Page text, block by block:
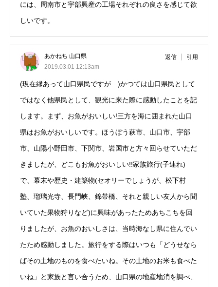
には、周南市と宇部興産の工場それぞれの良さを感じて欲
しいです。
あかねち 山口県
2019.03.01 12:13am
返信 引用
(現在縁あって山口県民ですが…)かつては山口県民として
ではなく他県民として、観光に来た際に感動したことを記
します。まず、お魚がおいしい!三方を海に囲まれた山口
県はお魚がおいしいです。ほうぼう萩市、山口市、宇部
市、山陽小野田市、下関市、岩国市と方々回らせていただ
きましたが、どこもお魚がおいしい!!家族旅行(子連れ)
で、幕末や歴史・建築物(セオリーでしょうが、松下村
塾、瑠璃光寺、長門峡、錦帯橋、それと親しい友人から聞
いていた果物狩りなど)に興味があったためあちこちを回
りましたが、お魚のおいしさは、当時海なし県に住んでい
たため感動しました。旅行をする際はいつも「どうせなら
ばその土地のものを食べたいね。その土地のお米も食べた
いね」と家族と言い合うため、山口県の地産地消を調べ、